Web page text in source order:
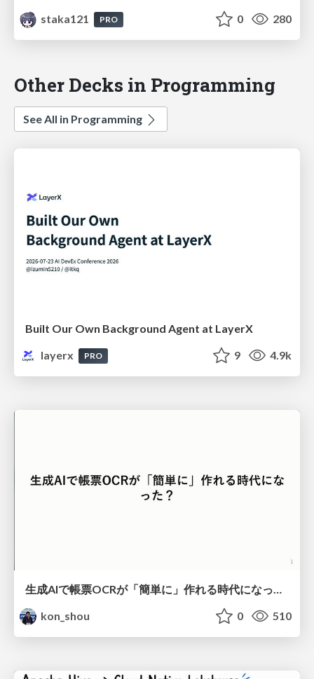
staka121
PRO 0 280
Other Decks in Programming
See All in Programming
Built Our Own Background Agent at LayerX
layerx
PRO 9 4.9k
生成AIで帳票OCRが「簡単に」作れる時代になった？
kon_shou
0 510